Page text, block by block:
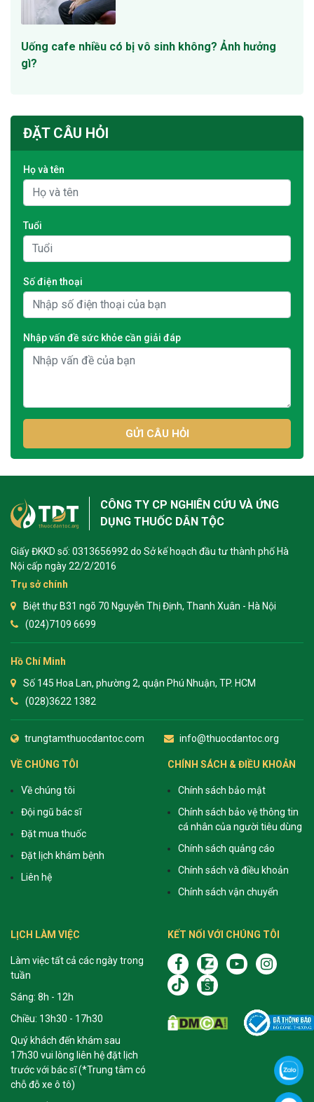
Uống cafe nhiều có bị vô sinh không? Ảnh hưởng
gì?
ĐẶT CÂU HỎI
Họ và tên
Tuổi
Số điện thoại
Nhập vấn đề sức khỏe cần giải đáp
GỬI CÂU HỎI
CÔNG TY CP NGHIÊN CỨU VÀ ỨNG
DỤNG THUỐC DÂN TỘC
Giấy ĐKKD số: 0313656992 do Sở kế hoạch đầu tư thành phố Hà
Nội cấp ngày 22/2/2016
Trụ sở chính
Biệt thự B31 ngõ 70 Nguyễn Thị Định, Thanh Xuân - Hà Nội
(024)7109 6699
Hồ Chí Minh
Số 145 Hoa Lan, phường 2, quận Phú Nhuận, TP. HCM
(028)3622 1382
trungtamthuocdantoc.com info@thuocdantoc.org
VỀ CHÚNG TÔI
Về chúng tôi
Đội ngũ bác sĩ
Đặt mua thuốc
Đặt lịch khám bệnh
Liên hệ
CHÍNH SÁCH & ĐIỀU KHOẢN
Chính sách bảo mật
Chính sách bảo vệ thông tin
cá nhân của người tiêu dùng
Chính sách quảng cáo
Chính sách và điều khoản
Chính sách vận chuyển
LỊCH LÀM VIỆC
Làm việc tất cả các ngày trong
tuần
Sáng: 8h - 12h
Chiều: 13h30 - 17h30
Quý khách đến khám sau
17h30 vui lòng liên hệ đặt lịch
trước với bác sĩ (*Trung tâm có
chỗ đỗ xe ô tô)
KẾT NỐI VỚI CHÚNG TÔI